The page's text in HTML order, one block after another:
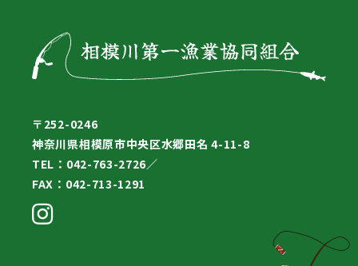
〒252-0246
神奈川県相模原市中央区水郷田名 4-11-8
TEL：042-763-2726／
FAX：042-713-1291